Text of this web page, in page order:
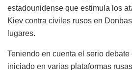
estadounidense que estimula los
Kiev contra civiles rusos en
lugares.
Teniendo en cuenta el serio
iniciado en varias plataformas